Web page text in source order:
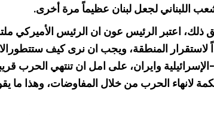
اللبناني لجعل لبنان عظيماً مرة أخرى.
اعتبر الرئيس عون ان الرئيس الأميركي
لاستقرار المنطقة، ويجب ان نرى كيف
الإسرائيلية وايران، على امل ان تنتهي الحرب
الحرب من خلال المفاوضات، وهذا ما